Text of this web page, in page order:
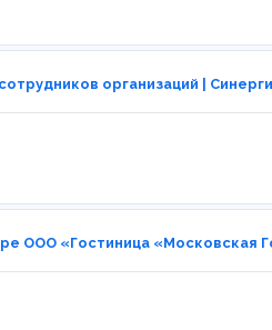
организаций |
ООО «Гостиница «Московская